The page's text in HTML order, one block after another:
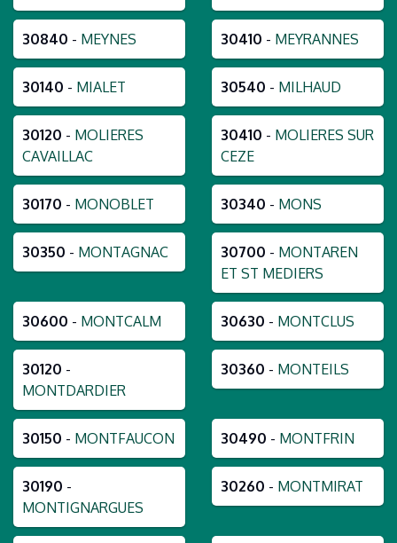
30840 - MEYNES 30410 - MEYRANNES
30140 - MIALET 30540 - MILHAUD
30120 - MOLIERES
CAVAILLAC
30410 - MOLIERES SUR
CEZE
30170 - MONOBLET 30340 - MONS
30350 - MONTAGNAC 30700 - MONTAREN
ET ST MEDIERS
30600 - MONTCALM 30630 - MONTCLUS
30120 -
MONTDARDIER
30360 - MONTEILS
30150 - MONTFAUCON 30490 - MONTFRIN
30190 -
MONTIGNARGUES
30260 - MONTMIRAT